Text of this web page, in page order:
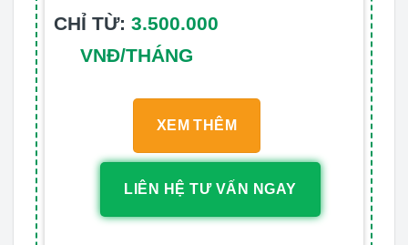
CHỈ TỪ: 3.500.000
VNĐ/THÁNG
XEM THÊM
LIÊN HỆ TƯ VẤN NGAY